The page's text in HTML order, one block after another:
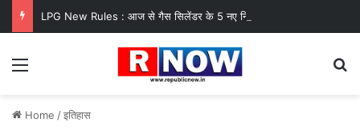
Menu
Home /इतिहास